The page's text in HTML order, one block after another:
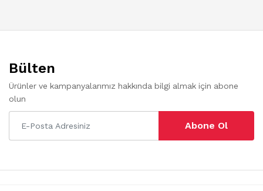
Bülten
Ürünler ve kampanyalarımız hakkında bilgi almak için abone
olun
Abone Ol